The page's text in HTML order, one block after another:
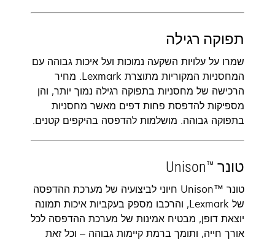
תפוקה רגילה
שמרו על עלויות השקעה נמוכות ועל איכות גבוהה עם
המחסניות המקוריות מתוצרת Lexmark. מחיר
הרכישה של מחסניות בתפוקה רגילה נמוך יותר, והן
מספיקות להדפסת פחות דפים מאשר מחסניות
בתפוקה גבוהה. מושלמות להדפסה בהיקפים קטנים.
טונר Unison™‎
טונר Unison™‎ חיוני לביצועיה של מערכת ההדפסה
של Lexmark, והרכבו מספק בעקביות איכות תמונה
יוצאת דופן, מבטיח אמינות של מערכת ההדפסה לכל
אורך חייה, ותומך ברמת קיימות גבוהה – וכל זאת